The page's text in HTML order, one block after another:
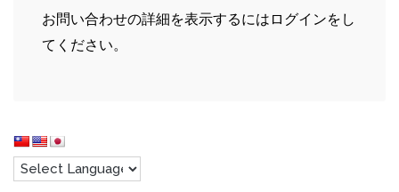
お問い合わせの詳細を表示するにはログインをし
てください。